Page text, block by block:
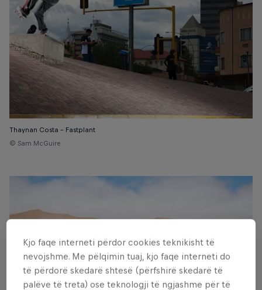
Thaynan Costa – Fastplant
© Sam McGuire
Kjo faqe interneti përdor cookies teknikisht të
nevojshme. Me pëlqimin tuaj, kjo faqe interneti do
të përdorë skedarë shtesë (përfshirë skedarë të
palëve të treta) ose teknologji të ngjashme për të